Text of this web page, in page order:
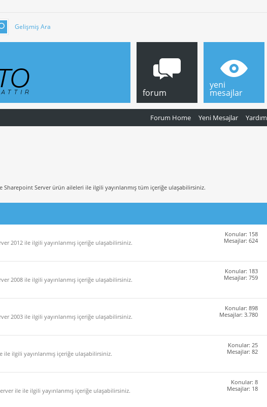
Gelişmiş Ara
forum
Forum Home Yeni Mesajlar Yardım
yeni
mesajlar
Sharepoint Server ürün aileleri ile ilgili yayınlanmış tüm içeriğe ulaşabilirsiniz.
2012 ile ilgili yayınlanmış içeriğe ulaşabilirsiniz.
Konular: 158
Mesajlar: 624
2008 ile ilgili yayınlanmış içeriğe ulaşabilirsiniz.
Konular: 183
Mesajlar: 759
2003 ile ilgili yayınlanmış içeriğe ulaşabilirsiniz.
Konular: 898
Mesajlar: 3.780
ile ilgili yayınlanmış içeriğe ulaşabilirsiniz.
Konular: 25
Mesajlar: 82
ile ile ilgili yayınlanmış içeriğe ulaşabilirsiniz.
Konular: 8
Mesajlar: 18